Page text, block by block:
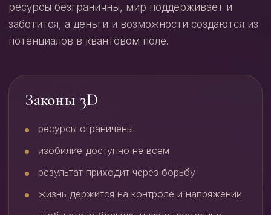
ресурсы безграничны, мир поддерживает и
заботится, а деньги и возможности создаются из
потенциалов в квантовом поле.
Законы 3D
ресурсы ограничены
изобилие доступно не всем
результат приходит через борьбу
жизнь держится на контроле и напряжении